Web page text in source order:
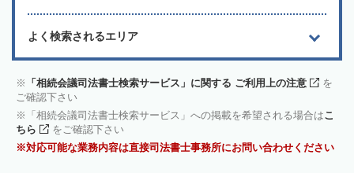
よく検索されるエリア
「相続会議司法書士検索サービス」に関する ご利用上の注意
を
ご確認下さい
「相続会議司法書士検索サービス」への掲載を希望される場合はこ
ちら
をご確認下さい
対応可能な業務内容は直接司法書士事務所にお問い合わせください